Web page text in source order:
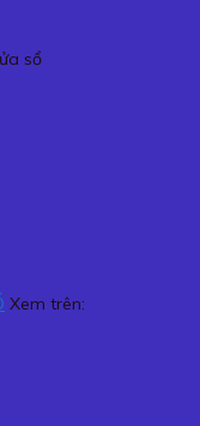
sổ
Xem trên: